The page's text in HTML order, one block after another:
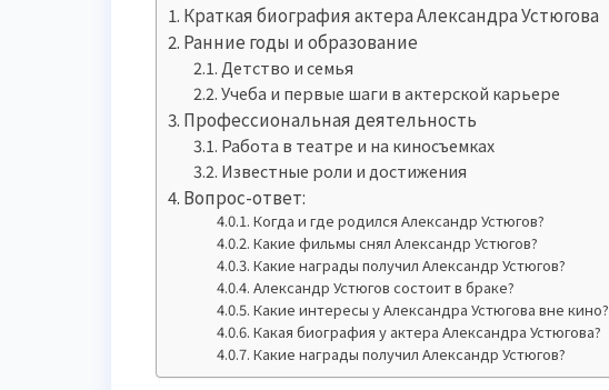
Краткая биография актера Александра Устюгова
Ранние годы и образование
Детство и семья
Учеба и первые шаги в актерской карьере
Профессиональная деятельность
Работа в театре и на киносъемках
Известные роли и достижения
Вопрос-ответ:
Когда и где родился Александр Устюгов?
Какие фильмы снял Александр Устюгов?
Какие награды получил Александр Устюгов?
Александр Устюгов состоит в браке?
Какие интересы у Александра Устюгова вне кино?
Какая биография у актера Александра Устюгова?
Какие награды получил Александр Устюгов?